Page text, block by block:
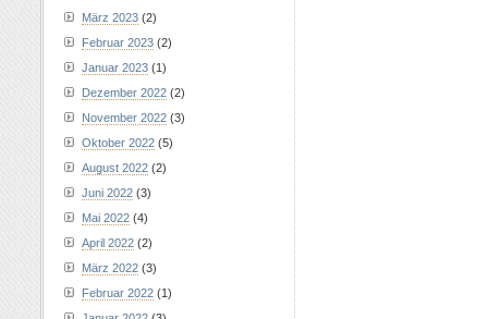
März 2023 (2)
Februar 2023 (2)
Januar 2023 (1)
Dezember 2022 (2)
November 2022 (3)
Oktober 2022 (5)
August 2022 (2)
Juni 2022 (3)
Mai 2022 (4)
April 2022 (2)
März 2022 (3)
Februar 2022 (1)